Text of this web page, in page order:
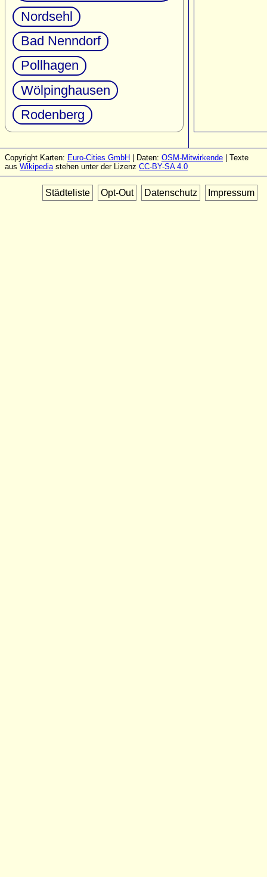
Nordsehl
Bad Nenndorf
Pollhagen
Wölpinghausen
Rodenberg
Copyright Karten: Euro-Cities GmbH | Daten: OSM-Mitwirkende | Texte
aus Wikipediastehen unter der Lizenz CC-BY-SA 4.0
Städteliste Opt-Out Datenschutz Impressum